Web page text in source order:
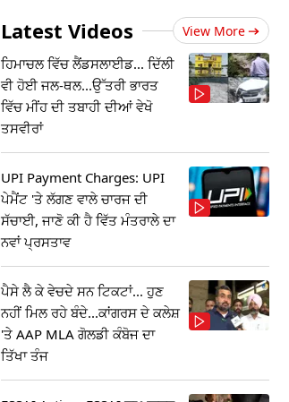
Latest Videos View More
ਹਿਮਾਚਲ ਵਿੱਚ ਲੈਂਡਸਲਾਈਡ... ਦਿੱਲੀ
ਵੀ ਹੋਈ ਜਲ-ਥਲ...ਉੱਤਰੀ ਭਾਰਤ
ਵਿੱਚ ਮੀਂਹ ਦੀ ਤਬਾਹੀ ਦੀਆਂ ਵੇਖੋ
ਤਸਵੀਰਾਂ
UPI Payment Charges: UPI
ਪੇਮੈਂਟ 'ਤੇ ਲੱਗਣ ਵਾਲੇ ਚਾਰਜ ਦੀ
ਸੱਚਾਈ, ਜਾਣੋ ਕੀ ਹੈ ਵਿੱਤ ਮੰਤਰਾਲੇ ਦਾ
ਨਵਾਂ ਪ੍ਰਸਤਾਵ
ਪੈਸੇ ਲੈ ਕੇ ਵੇਚਦੇ ਸਨ ਟਿਕਟਾਂ... ਹੁਣ
ਨਹੀਂ ਮਿਲ ਰਹੇ ਬੰਦੇ...ਕਾਂਗਰਸ ਦੇ ਕਲੇਸ਼
'ਤੇ AAP MLA ਗੋਲਡੀ ਕੰਬੋਜ ਦਾ
ਤਿੱਖਾ ਤੰਜ